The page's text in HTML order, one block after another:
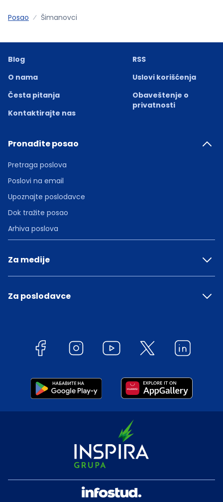
Posao Šimanovci
Blog
O nama
Česta pitanja
Kontaktirajte nas
RSS
Uslovi korišćenja
Obaveštenje o
privatnosti
Pronađite posao
Pretraga poslova
Poslovi na email
Upoznajte poslodavce
Dok tražite posao
Arhiva poslova
Za medije
Za poslodavce